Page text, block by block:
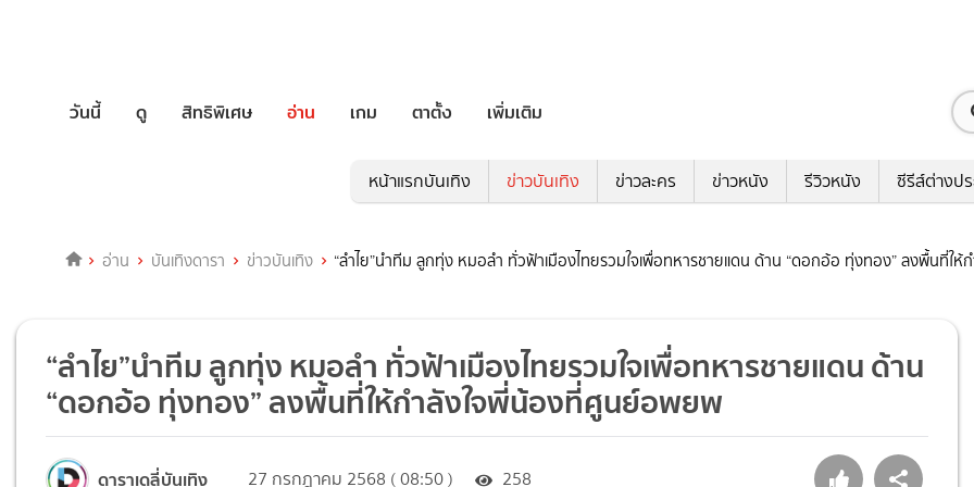
วันนี้ ดู สิทธิพิเศษ อ่าน เกม ตาตั้ง เพิ่มเติม
หน้าแรกบันเทิง ข่าวบันเทิง ข่าวละคร ข่าวหนัง รีวิวหนัง ซีรีส์ต่างปร
อ่าน บันเทิงดารา ข่าวบันเทิง “ลำไย”นำทีม ลูกทุ่ง หมอลำ ทั่วฟ้าเมืองไทยรวมใจเพื่อทหารชายแดน ด้าน “ดอกอ้อ ทุ่งทอง” ลงพื้นที่ใ
“ลำไย”นำทีม ลูกทุ่ง หมอลำ ทั่วฟ้าเมืองไทยรวมใจเพื่อทหารชายแดน ด้าน
“ดอกอ้อ ทุ่งทอง” ลงพื้นที่ให้กำลังใจพี่น้องที่ศูนย์อพยพ
ดาราเดลี่บันเทิง 27 กรกฎาคม 2568 ( 08:50 ) 258